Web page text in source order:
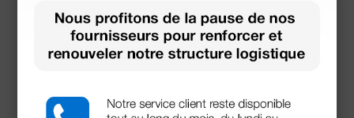
Tensiomètre Roma pédiatrique à 1 tube
(Prix TTC)